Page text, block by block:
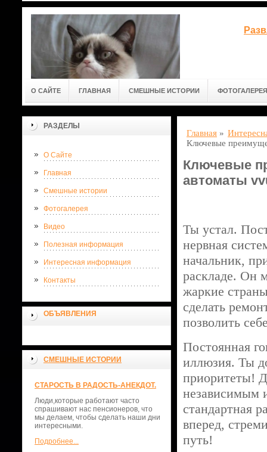
О САЙТЕ ГЛАВНАЯ СМЕШНЫЕ ИСТОРИИ ФОТОГАЛЕРЕЯ
РАЗДЕЛЫ
О Сайте
Главная
Смешные истории
Фотогалерея
Видео
Полезная информация
Интересная информация
Контакты
ОБЪЯВЛЕНИЯ
СМЕШНЫЕ ИСТОРИИ
СТАРОСТЬ В РАДОСТЬ-АНЕКДОТ.
Люди,которые работают часто
спрашивают нас пенсионеров, что
мы делаем, чтобы сделать наши дни
интересными.
Подробнее...
Главная »
Ключевые
Ключевые
автоматы
Ты устал.
нервная
начальник,
раскладе. Он
жаркие
сделать
позволить
Постоянная
иллюзия. Ты
приоритеты!
независимым
стандартная
вперед,
путь!